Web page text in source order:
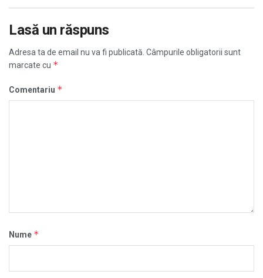
Lasă un răspuns
Adresa ta de email nu va fi publicată. Câmpurile obligatorii sunt
marcate cu *
Comentariu *
Nume *